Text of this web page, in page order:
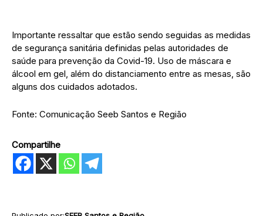
Importante ressaltar que estão sendo seguidas as medidas
de segurança sanitária definidas pelas autoridades de
saúde para prevenção da Covid-19. Uso de máscara e
álcool em gel, além do distanciamento entre as mesas, são
alguns dos cuidados adotados.
Fonte: Comunicação Seeb Santos e Região
Compartilhe